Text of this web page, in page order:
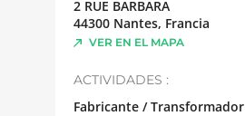
2 RUE BARBARA
44300 Nantes, Francia
VER EN EL MAPA
ACTIVIDADES :
Fabricante / Transformador